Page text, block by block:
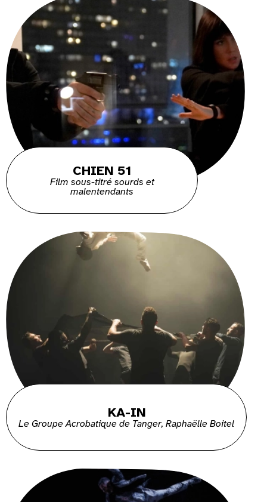
CHIEN 51
Film sous-titré sourds et
malentendants
KA-IN
Le Groupe Acrobatique de Tanger, Raphaëlle Boitel